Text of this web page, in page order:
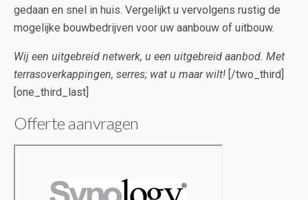
gedaan en snel in huis. Vergelijkt u vervolgens rustig de
mogelijke bouwbedrijven voor uw aanbouw of uitbouw.
Wij een uitgebreid netwerk, u een uitgebreid aanbod. Met
terrasoverkappingen, serres; wat u maar wilt! [/two_third]
[one_third_last]
Offerte aanvragen